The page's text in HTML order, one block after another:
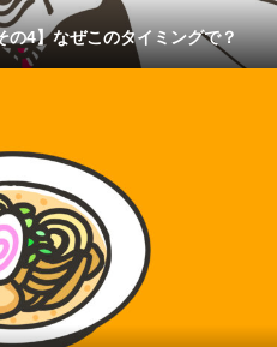
の4】なぜこのタイミングで？